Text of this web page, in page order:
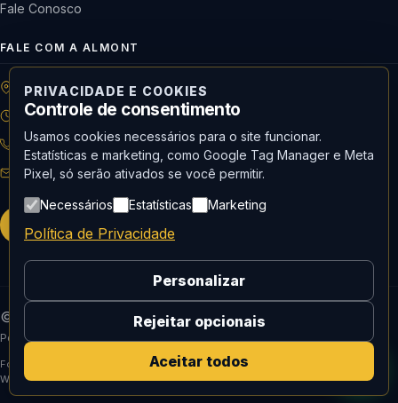
Fale Conosco
FALE COM A ALMONT
R: Horácio de Castilho, 284 Vila Maria | São Paulo-SP
08h às 18h | Seg. a Qui. | 08h às 17h | Sex.
11 3488-9300 RECEPÇÃO
recepcao@almont.com.br
Solicitar orçamento
© 2026 Almont do Brasil — Todos os direitos reservados.
Política de Privacidade
Fornecedor oficial de Mídia social, curadoria e produção de conteúdo e
Website
PRIVACIDADE E COOKIES
Controle de consentimento
Usamos cookies necessários para o site funcionar.
Estatísticas e marketing, como Google Tag Manager e Meta
Pixel, só serão ativados se você permitir.
Necessários Estatísticas Marketing
Política de Privacidade
Personalizar
Rejeitar opcionais
Aceitar todos